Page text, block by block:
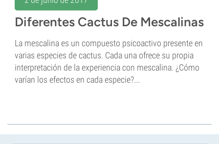
Diferentes Cactus De Mescalinas
La mescalina es un compuesto psicoactivo presente en
varias especies de cactus. Cada una ofrece su propia
interpretación de la experiencia con mescalina. ¿Cómo
varían los efectos en cada especie?...